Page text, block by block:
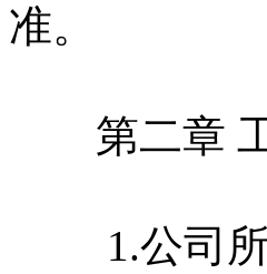
准。
第二章 工
1.公司所